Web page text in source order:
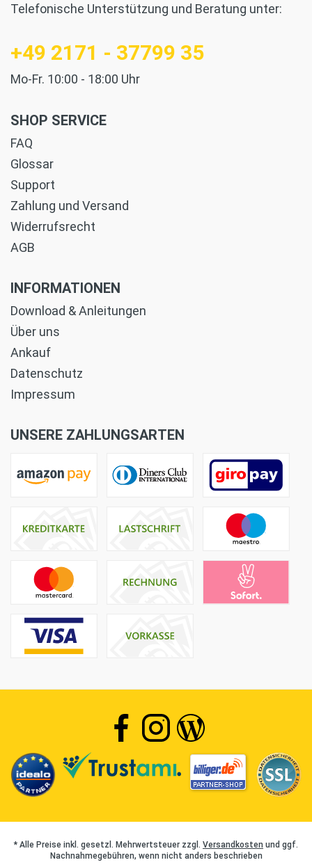
Telefonische Unterstützung und Beratung unter:
+49 2171 - 37799 35
Mo-Fr. 10:00 - 18:00 Uhr
SHOP SERVICE
FAQ
Glossar
Support
Zahlung und Versand
Widerrufsrecht
AGB
INFORMATIONEN
Download & Anleitungen
Über uns
Ankauf
Datenschutz
Impressum
UNSERE ZAHLUNGSARTEN
* Alle Preise inkl. gesetzl. Mehrwertsteuer zzgl. Versandkosten und ggf.
Nachnahmegebühren, wenn nicht anders beschrieben